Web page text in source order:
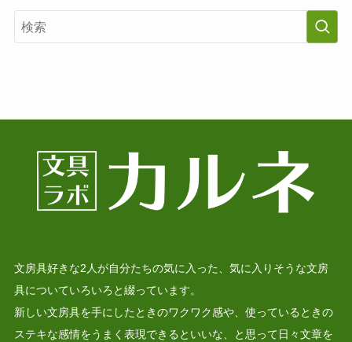
文房具好きな2人が自分たちの気に入った、気に入りそうな文房
具についていろいろと綴っています。
新しい文房具を手にしたときのワクワク感や、使っているときの
ステキな感情をうまく表現できるといいな、と思って日々文章を